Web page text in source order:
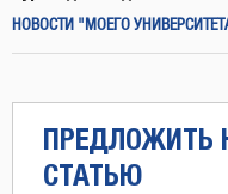
НОВОСТИ "МОЕГО
ПРЕДЛОЖИТЬ
СТАТЬЮ